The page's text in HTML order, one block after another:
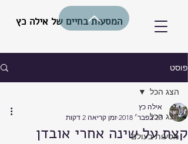
המסעות בחיים של אילה כץ
פוסט
הצג הכל
מסעות בעולם
הצג הכל
קצת על שינה אחרי אובדן
אילה כץ
23 בפבר׳ 2018
זמן קריאה 2 דקות